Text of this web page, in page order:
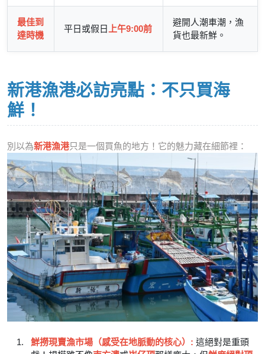
最佳到
達時機
平日或假日 上午9:00前
避開人潮車潮，漁
貨也最新鮮。
新港漁港必訪亮點：不只買海
鮮！
別以為新港漁港只是一個買魚的地方！它的魅力藏在細節裡：
鮮撈現賣漁市場（感受在地脈動的核心）: 這絕對是重頭